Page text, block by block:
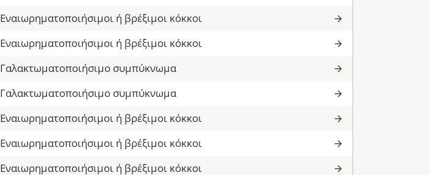
Εναιωρηματοποιήσιμοι ή βρέξιμοι κόκκοι
Εναιωρηματοποιήσιμοι ή βρέξιμοι κόκκοι
Γαλακτωματοποιήσιμο συμπύκνωμα
Γαλακτωματοποιήσιμο συμπύκνωμα
Εναιωρηματοποιήσιμοι ή βρέξιμοι κόκκοι
Εναιωρηματοποιήσιμοι ή βρέξιμοι κόκκοι
Εναιωρηματοποιήσιμοι ή βρέξιμοι κόκκοι